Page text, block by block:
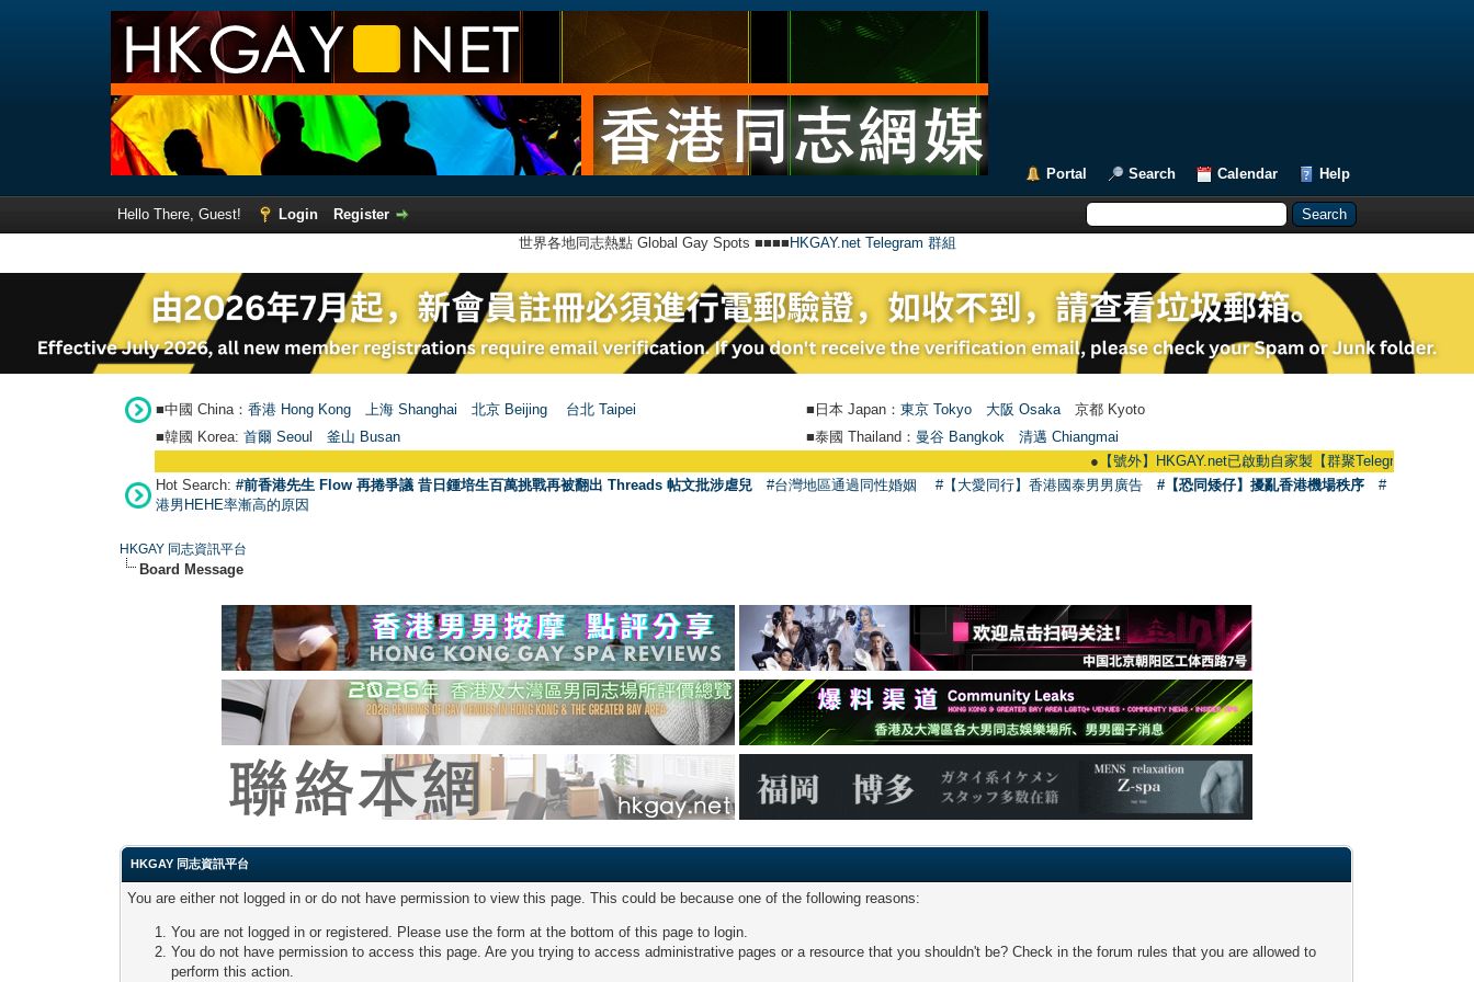
Portal Search Calendar Help
Hello There, Guest! Login
Register
世界各地同志熱點 Global Gay Spots ■■■■ HKGAY.net Telegram 群組
■中國 China： 香港 Hong Kong 上海 Shanghai 北京 Beijing 台北 Taipei ■日本 Japan： 東京 Tokyo 大阪 Osaka 京都 Kyoto
■韓國 Korea: 首爾 Seou 釜山 Busan ■泰國 Thailand： 曼谷 Bangkok
清邁 Chiangmai
【號外】HKGAY.net已啟動自家製【群聚Telegram群組】
Hot Search: #前香港先生 Flow 再捲爭議 昔日鍾培生百萬挑戰再被翻出 Threads 帖文批涉虐兒 #台灣地區通過同性婚姻 #【大愛同行】香港國泰男男廣告 #【恐同矮仔】擾亂香港機場秩序
#
港男HEHE率漸高的原因
HKGAY 同志資訊平台
Board Message
HKGAY 同志資訊平台
You are either not logged in or do not have permission to view this page. This could be because one of the following reasons:
You are not logged in or registered. Please use the form at the bottom of this page to login.
You do not have permission to access this page. Are you trying to access administrative pages or a resource that you shouldn't be? Check in the forum rules that you are allowed to
perform this action.